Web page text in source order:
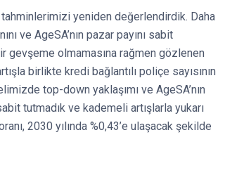
yeniden değerlendirdik. Daha
ve AgeSA’nın pazar payını sabit
gevşeme olmamasına rağmen gözlenen
birlikte kredi bağlantılı poliçe sayısının
top-down yaklaşımı ve AgeSA’nın
tutmadık ve kademeli artışlarla yukarı
2030 yılında %0,43’e ulaşacak şekilde